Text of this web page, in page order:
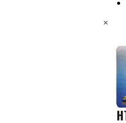
×